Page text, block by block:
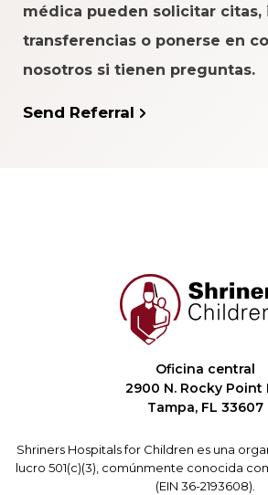
médica pueden solicitar citas,
transferencias o ponerse en
nosotros si tienen preguntas.
Send Referral
Oficina central
2900 N. Rocky Point
Tampa, FL 33607
Shriners Hospitals for Children es una
lucro 501(c)(3), comúnmente conocida
(EIN 36-2193608).